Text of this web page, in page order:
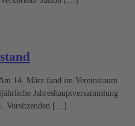
14. März fand im Vereinsraum
Jahreshauptversammlung
Vorsitzenden […]